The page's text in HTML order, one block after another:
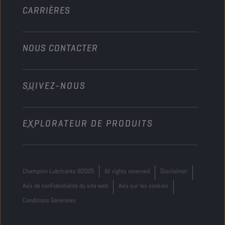
CARRIÈRES
NOUS CONTACTER
info@championlubes.com
+32 3 870 00 20
Georges Gilliotstraat, 52 2620 Hemiksem
SUIVEZ-NOUS
EXPLORATEUR DE PRODUITS
Champion Lubricants ©2025 All rights reserved
Disclaimer
Avis de confidentialité du site web
Avis sur les cookies
Conditions Générales